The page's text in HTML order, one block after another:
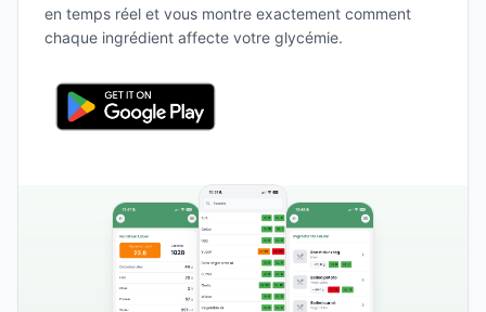
en temps réel et vous montre exactement comment
chaque ingrédient affecte votre glycémie.